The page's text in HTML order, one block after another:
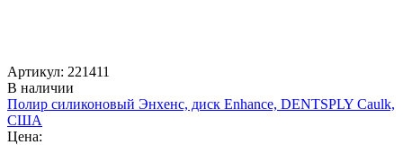
Артикул: 221411
В наличии
Полир силиконовый Энхенс, диск Enhance, DENTSPLY Caulk,
США
Цена: